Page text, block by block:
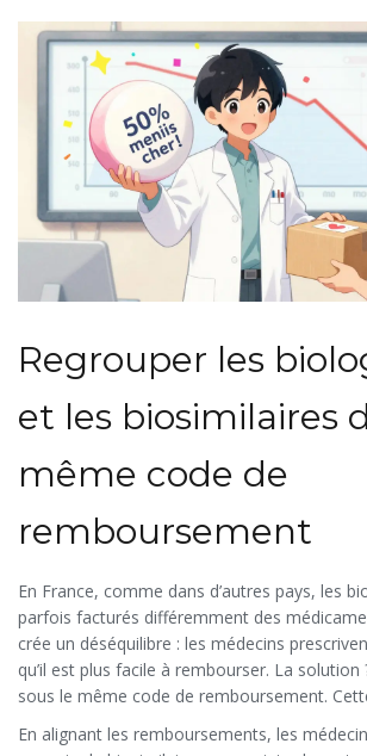
Regrouper les
et les biosimilaires
même code de
remboursement
En France, comme dans d’autres pays, les
parfois facturés différemment des
crée un déséquilibre : les médecins
qu’il est plus facile à rembourser. La solution
sous le même code de remboursement.
par les Centers for Medicare & Medicaid
en 2023, a été jugée comme la plus efficace
En alignant les remboursements, les